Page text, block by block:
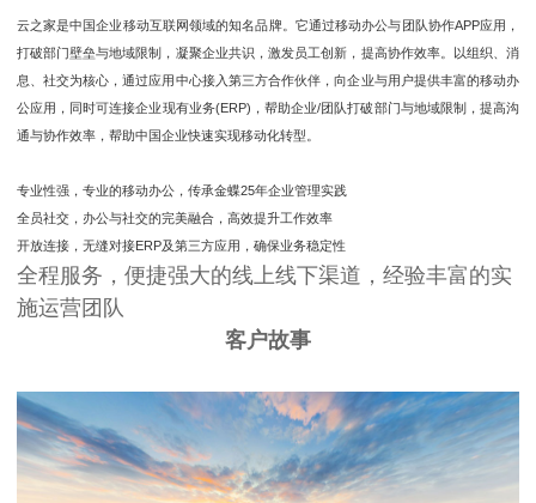
云之家是中国企业移动互联网领域的知名品牌。它通过移动办公与团队协作APP应用，
打破部门壁垒与地域限制，凝聚企业共识，激发员工创新，提高协作效率。以组织、消
息、社交为核心，通过应用中心接入第三方合作伙伴，向企业与用户提供丰富的移动办
公应用，同时可连接企业现有业务(ERP)，帮助企业/团队打破部门与地域限制，提高沟
通与协作效率，帮助中国企业快速实现移动化转型。
专业性强，专业的移动办公，传承金蝶25年企业管理实践
全员社交，办公与社交的完美融合，高效提升工作效率
开放连接，无缝对接ERP及第三方应用，确保业务稳定性
全程服务，便捷强大的线上线下渠道，经验丰富的实
施运营团队
客户故事